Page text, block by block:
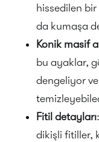
hissedilen
da kumaşa
Konik masif
bu ayaklar,
dengeliyor
Fitil detayları
dikişli fitiller,